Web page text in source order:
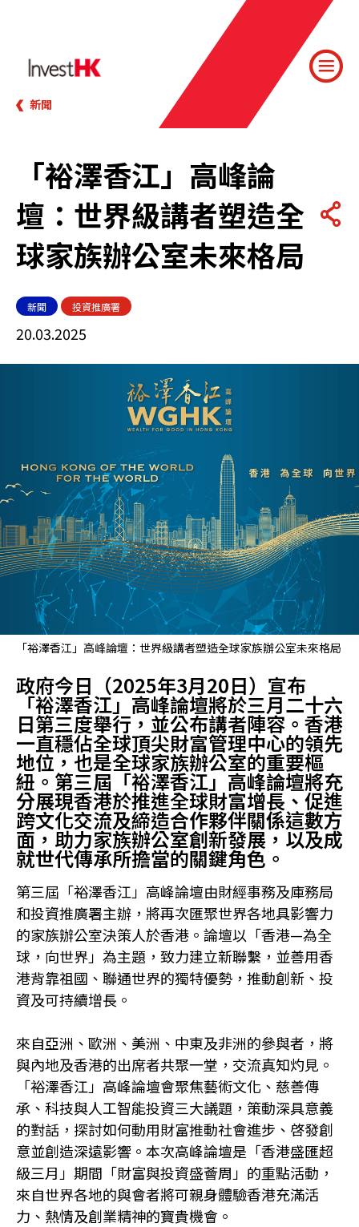
新聞
「裕澤香江」高峰論
壇：世界級講者塑造全
球家族辦公室未來格局
新聞 投資推廣署
20.03.2025
「裕澤香江」高峰論壇：世界級講者塑造全球家族辦公室未來格局
政府今日（2025年3月20日）宣布
「裕澤香江」高峰論壇將於三月二十六
日第三度舉行，並公布講者陣容。香港
一直穩佔全球頂尖財富管理中心的領先
地位，也是全球家族辦公室的重要樞
紐。第三屆「裕澤香江」高峰論壇將充
分展現香港於推進全球財富增長、促進
跨文化交流及締造合作夥伴關係這數方
面，助力家族辦公室創新發展，以及成
就世代傳承所擔當的關鍵角色。
第三屆「裕澤香江」高峰論壇由財經事務及庫務局
和投資推廣署主辦，將再次匯聚世界各地具影響力
的家族辦公室決策人於香港。論壇以「香港—為全
球，向世界」為主題，致力建立新聯繫，並善用香
港背靠祖國、聯通世界的獨特優勢，推動創新、投
資及可持續增長。
來自亞洲、歐洲、美洲、中東及非洲的參與者，將
與內地及香港的出席者共聚一堂，交流真知灼見。
「裕澤香江」高峰論壇會聚焦藝術文化、慈善傳
承、科技與人工智能投資三大議題，策動深具意義
的對話，探討如何動用財富推動社會進步、啓發創
意並創造深遠影響。本次高峰論壇是「香港盛匯超
級三月」期間「財富與投資盛薈周」的重點活動，
來自世界各地的與會者將可親身體驗香港充滿活
力、熱情及創業精神的寶貴機會。